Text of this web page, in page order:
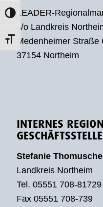
Umschalten auf hohe
Schrift vergrößern
LEADER-
c/o Landkreis
Medenheimer Straße
37154 Northeim
INTERNES
GESCHÄFTSSTELLE
Stefanie
Landkreis Northeim
Tel. 05551 708-81729
Fax 05551 708-739